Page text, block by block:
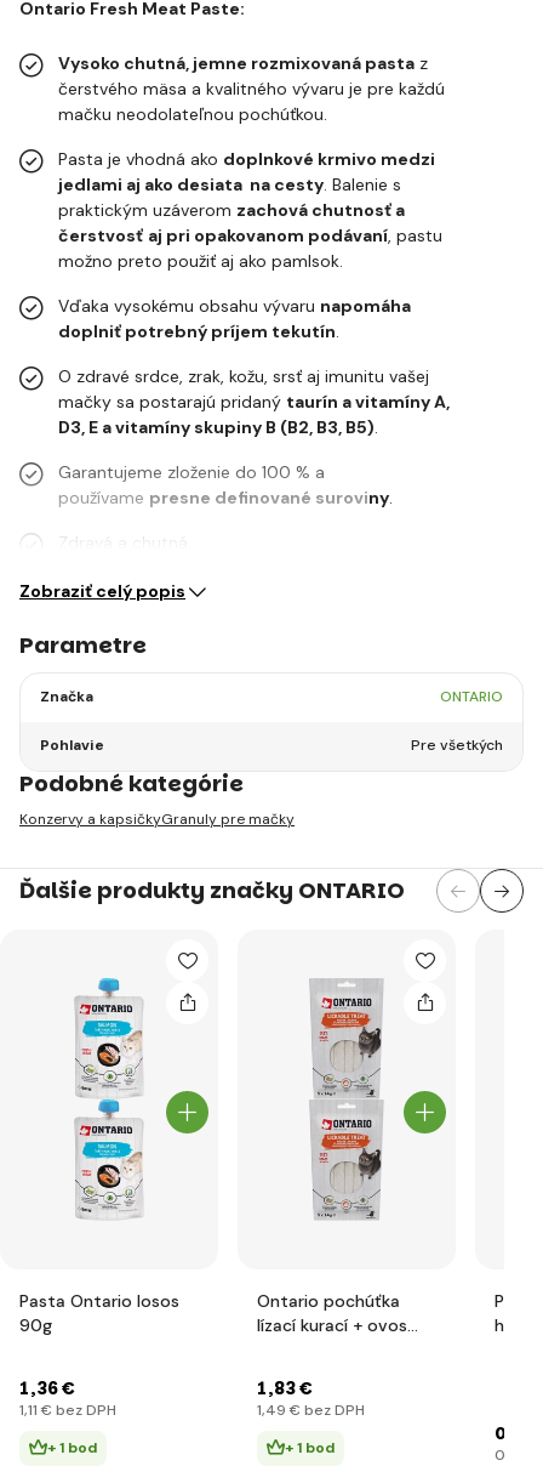
Ontario Fresh Meat Paste:
Vysoko chutná, jemne rozmixovaná pasta z
čerstvého mäsa a kvalitného vývaru je pre každú
mačku neodolateľnou pochúťkou.
Pasta je vhodná ako doplnkové krmivo medzi
jedlami aj ako desiata na cesty. Balenie s
praktickým uzáverom zachová chutnosť a
čerstvosť aj pri opakovanom podávaní, pastu
možno preto použiť aj ako pamlsok.
Vďaka vysokému obsahu vývaru napomáha
doplniť potrebný príjem tekutín.
O zdravé srdce, zrak, kožu, srsť aj imunitu vašej
mačky sa postarajú pridaný taurín a vitamíny A,
D3, E a vitamíny skupiny B (B2, B3, B5).
Garantujeme zloženie do 100 % a
používame presne definované suroviny.
Zdravá a chutná…
Zobraziť celý popis
Parametre
Značka ONTARIO
Pohlavie Pre všetkých
Podobné kategórie
Konzervy a kapsičkyGranuly pre mačky
Ďalšie produkty značky ONTARIO
Pasta Ontario losos
90g
1,36 €
1,11 € bez DPH
+ 1 bod
Ontario pochúťka
lízací kurací + ovos
1,83 €
1,49 € bez DPH
+ 1 bod
0
0